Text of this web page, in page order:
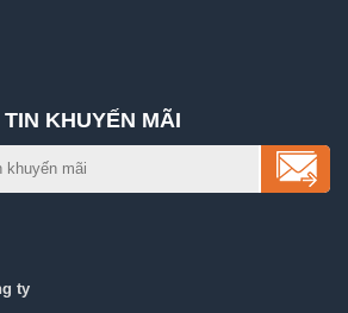
KHUYẾN MÃI
ty